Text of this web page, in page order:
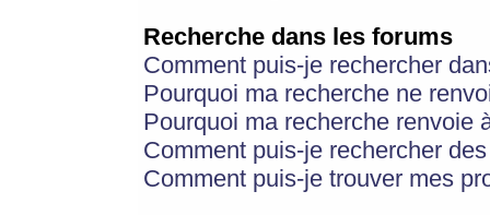
Recherche dans les forums
Comment puis-je rechercher
Pourquoi ma recherche ne
Pourquoi ma recherche renvoie
Comment puis-je rechercher
Comment puis-je trouver mes